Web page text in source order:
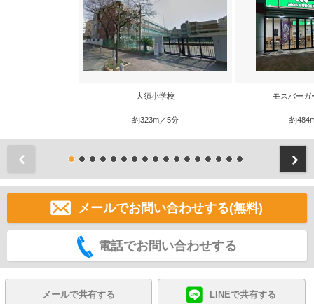
大須小学校
約323m／5分
モスバーガ
約
メールでお問い合わせする(無料)
電話でお問い合わせする
メールで共有する LINEで共有する